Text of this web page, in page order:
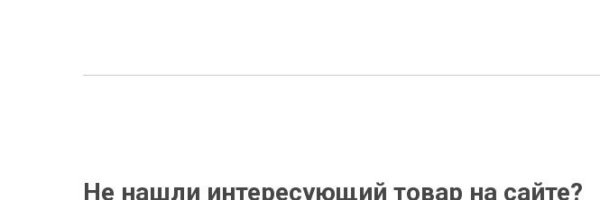
Не нашли интересующий товар на сайте?